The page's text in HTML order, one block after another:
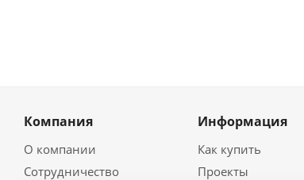
Компания
О компании
Сотрудничество
Информация
Как купить
Проекты